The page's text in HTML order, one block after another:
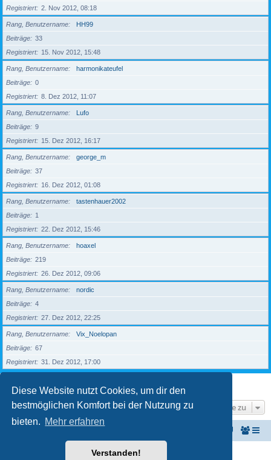
Diese Website nutzt Cookies, um dir den
bestmöglichen Komfort bei der Nutzung zu
bieten. Mehr erfahren
Verstanden!
Registriert
2. Nov 2012, 08:18
Rang, Benutzername
HH99
Beiträge
33
Registriert
15. Nov 2012, 15:48
Rang, Benutzername
harmonikateufel
Beiträge
0
Registriert
8. Dez 2012, 11:07
Rang, Benutzername
Lufo
Beiträge
9
Registriert
15. Dez 2012, 16:17
Rang, Benutzername
george_m
Beiträge
37
Registriert
16. Dez 2012, 01:08
Rang, Benutzername
tastenhauer2002
Beiträge
1
Registriert
22. Dez 2012, 15:46
Rang, Benutzername
hoaxel
Beiträge
219
Registriert
26. Dez 2012, 09:06
Rang, Benutzername
nordic
Beiträge
4
Registriert
27. Dez 2012, 22:25
Rang, Benutzername
Vix_Noelopan
Beiträge
67
Registriert
31. Dez 2012, 17:00
427 Mitglieder Seite
1 2 3 4 5
Gehe zu
Powered byphpBB® Forum Software © phpBB Limited